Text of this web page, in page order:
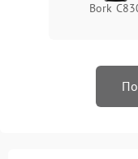
Bork